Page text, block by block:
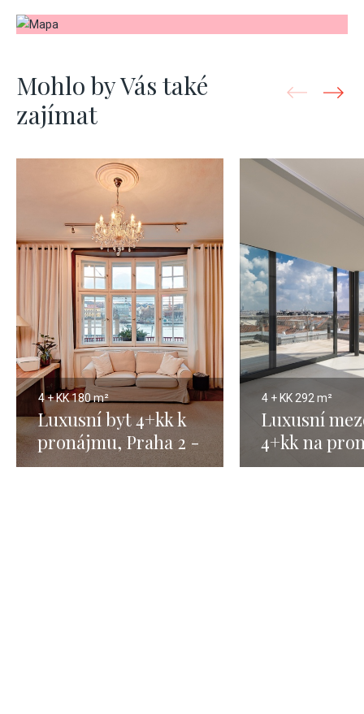
Mohlo by Vás také
zajímat
4 + KK180 m²
Luxusní byt 4+kk k
pronájmu, Praha 2 -
180 m²
4 + KK 292 m²
Luxusní
4+kk na
Praha 5 -